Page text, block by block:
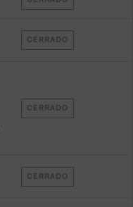
CERRADO
CERRADO
CERRADO